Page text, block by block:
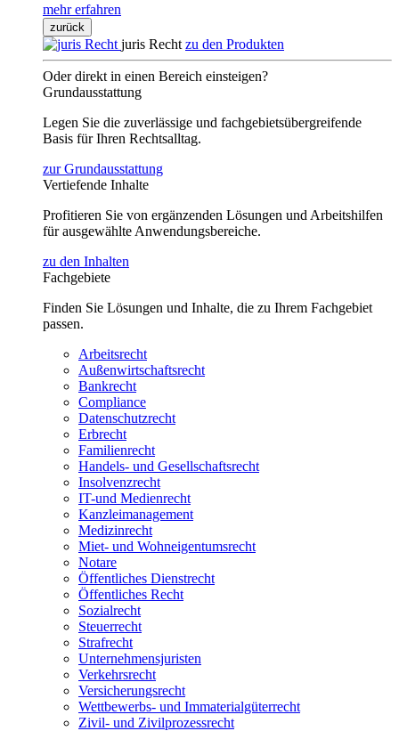
mehr erfahren
zurück
juris Recht zu den Produkten
Oder direkt in einen Bereich einsteigen?
Grundausstattung
Legen Sie die zuverlässige und fachgebietsübergreifende
Basis für Ihren Rechtsalltag.
zur Grundausstattung
Vertiefende Inhalte
Profitieren Sie von ergänzenden Lösungen und Arbeitshilfen
für ausgewählte Anwendungsbereiche.
zu den Inhalten
Fachgebiete
Finden Sie Lösungen und Inhalte, die zu Ihrem Fachgebiet
passen.
Arbeitsrecht
Außenwirtschaftsrecht
Bankrecht
Compliance
Datenschutzrecht
Erbrecht
Familienrecht
Handels- und Gesellschaftsrecht
Insolvenzrecht
IT-und Medienrecht
Kanzleimanagement
Medizinrecht
Miet- und Wohneigentumsrecht
Notare
Öffentliches Dienstrecht
Öffentliches Recht
Sozialrecht
Steuerrecht
Strafrecht
Unternehmensjuristen
Verkehrsrecht
Versicherungsrecht
Wettbewerbs- und Immaterialgüterrecht
Zivil- und Zivilprozessrecht